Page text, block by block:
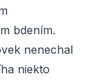
bdením.
nenechal
niekto